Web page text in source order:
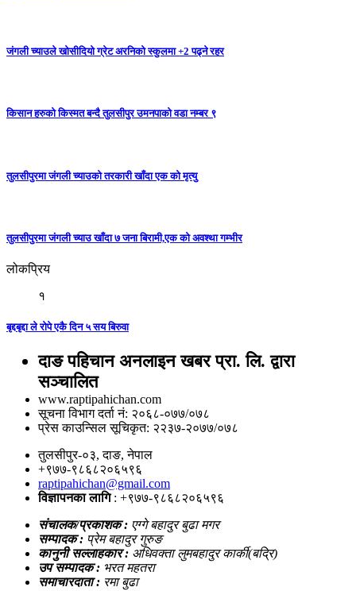
जंगली च्याउले खोसीदियो ग्रेट अरनिको स्कुलमा +2 पढ्ने रहर
किसान हरुको किस्मत बन्दै तुलसीपुर उमनपाको वडा नम्बर ९
तुलसीपुरमा जंगली च्याउको तरकारी खाँदा एक को मृत्यु
तुलसीपुरमा जंगली च्याउ खाँदा ७ जना बिरामी,एक को अवश्था गम्भीर
लोकप्रिय
१
बृद्दबृद्दा ले रोपे एकै दिन ५ सय बिरुवा
दाङ पहिचान अनलाइन खबर प्रा. लि. द्वारा
सञ्चालित
www.raptipahichan.com
सूचना विभाग दर्ता नं: २०६८-०७७/०७८
प्रेस काउन्सिल सूचिकृत: २२३७-२०७७/०७८
तुलसीपुर-०३, दाङ, नेपाल
+९७७-९८६८२०६५९६
raptipahichan@gmail.com
विज्ञापनका लागि: +९७७-९८६८२०६५९६
संचालक/प्रकाशक : एग्गे बहादुर बुढा मगर
सम्पादक : प्रेम बहादुर गुरुङ
कानुनी सल्लाहकार : अधिवक्ता लुमबहादुर कार्की(बद्रि)
उप सम्पादक : भरत महतरा
समाचारदाता : रमा बुढा